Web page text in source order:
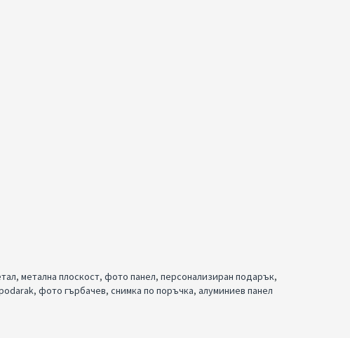
, метална плоскост, фото панел, персонализиран подарък,
, фото гърбачев, снимка по поръчка, алуминиев панел